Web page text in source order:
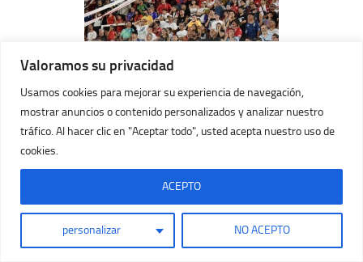
Valoramos su privacidad
Usamos cookies para mejorar su experiencia de navegación,
mostrar anuncios o contenido personalizados y analizar nuestro
tráfico. Al hacer clic en "Aceptar todo", usted acepta nuestro uso de
cookies.
personalizar NO ACEPTO
ACEPTO